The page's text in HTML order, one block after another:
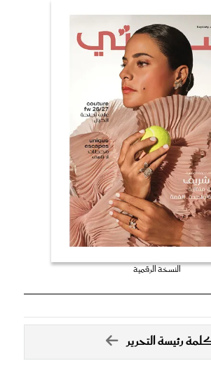
النسخة الرقمية
رئيسة التحرير